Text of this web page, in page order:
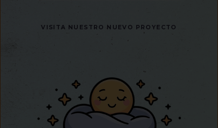
VISITA NUESTRO NUEVO PROYECTO